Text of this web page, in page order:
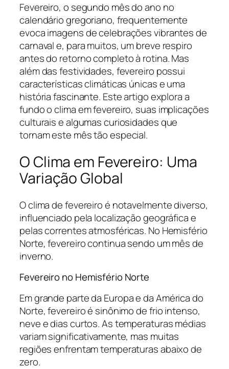
Fevereiro, o segundo mês do ano no
calendário gregoriano, frequentemente
evoca imagens de celebrações vibrantes de
carnaval e, para muitos, um breve respiro
antes do retorno completo à rotina. Mas
além das festividades, fevereiro possui
características climáticas únicas e uma
história fascinante. Este artigo explora a
fundo o clima em fevereiro, suas implicações
culturais e algumas curiosidades que
tornam este mês tão especial.
O Clima em Fevereiro: Uma
Variação Global
O clima de fevereiro é notavelmente diverso,
influenciado pela localização geográfica e
pelas correntes atmosféricas. No Hemisfério
Norte, fevereiro continua sendo um mês de
inverno.
Fevereiro no Hemisfério Norte
Em grande parte da Europa e da América do
Norte, fevereiro é sinônimo de frio intenso,
neve e dias curtos. As temperaturas médias
variam significativamente, mas muitas
regiões enfrentam temperaturas abaixo de
zero.